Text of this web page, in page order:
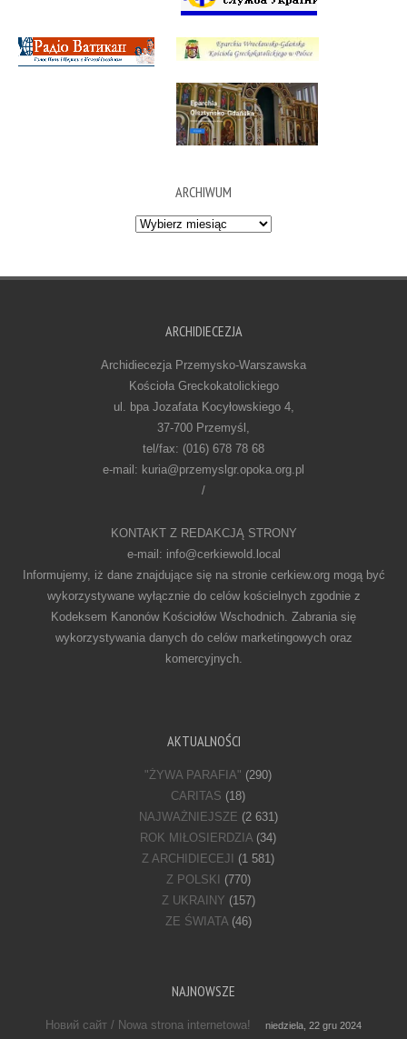
ARCHIWUM
Archiwum
ARCHIDIECEZJA
Archidiecezja Przemysko-Warszawska
Kościoła Greckokatolickiego
ul. bpa Jozafata Kocyłowskiego 4,
37-700 Przemyśl,
tel/fax: (016) 678 78 68
e-mail: kuria@przemyslgr.opoka.org.pl
/
KONTAKT Z REDAKCJĄ STRONY
e-mail: info@cerkiewold.local
Informujemy, iż dane znajdujące się na stronie cerkiew.org mogą być
wykorzystywane wyłącznie do celów kościelnych zgodnie z
Kodeksem Kanonów Kościołów Wschodnich. Zabrania się
wykorzystywania danych do celów marketingowych oraz
komercyjnych.
AKTUALNOŚCI
"ŻYWA PARAFIA" (290)
CARITAS (18)
NAJWAŻNIEJSZE (2 631)
ROK MIŁOSIERDZIA(34)
Z ARCHIDIECEJI
(1 581)
Z POLSKI
(770)
Z UKRAINY (157)
ZE ŚWIATA(46)
NAJNOWSZE
Новий сайт / Nowa strona internetowa! niedziela, 22 gru 2024